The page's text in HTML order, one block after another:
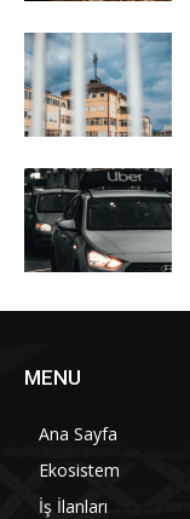
MENU
Ana Sayfa
Ekosistem
İş İlanları